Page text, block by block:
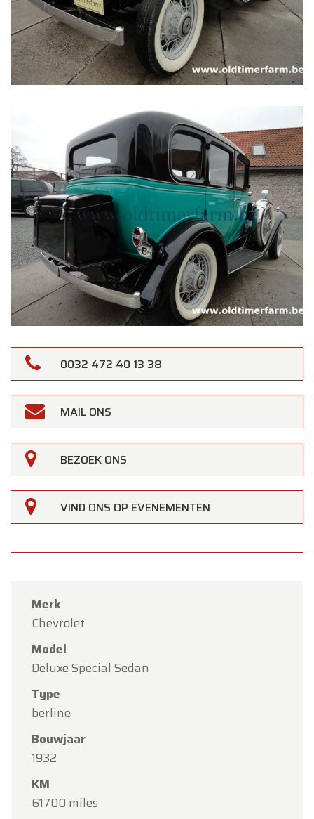
0032 472 40 13 38
MAIL ONS
BEZOEK ONS
VIND ONS OP EVENEMENTEN
Merk
Chevrolet
Model
Deluxe Special Sedan
Type
berline
Bouwjaar
1932
KM
61700 miles
×
Oldtimerfarm
Beste klanten,
augustus
Onze showroom is
maandag 10 augustus tot en met vrijdag 14
augustusvolgens de normale openingsuren.
Maandag 17 augustus
afspraak
Bedankt voor uw begrip en graag tot binnenkort!
Team Oldtimerfarm